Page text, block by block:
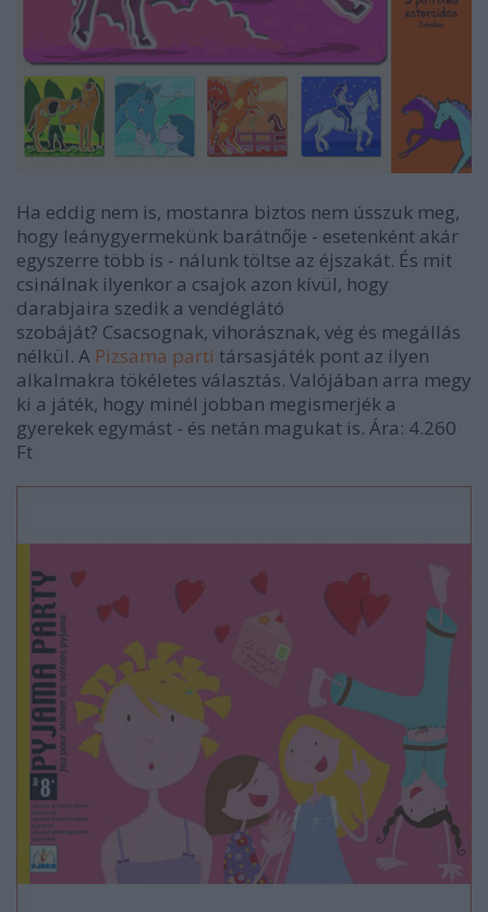
Ha eddig nem is, mostanra biztos nem ússzuk meg,
hogy leánygyermekünk barátnője - esetenként akár
egyszerre több is - nálunk töltse az éjszakát. És mit
csinálnak ilyenkor a csajok azon kívül, hogy
darabjaira szedik a vendéglátó
szobáját? Csacsognak, vihorásznak, vég és megállás
nélkül. A Pizsama parti társasjáték pont az ilyen
alkalmakra tökéletes választás. Valójában arra megy
ki a játék, hogy minél jobban megismerjék a
gyerekek egymást - és netán magukat is. Ára: 4.260
Ft